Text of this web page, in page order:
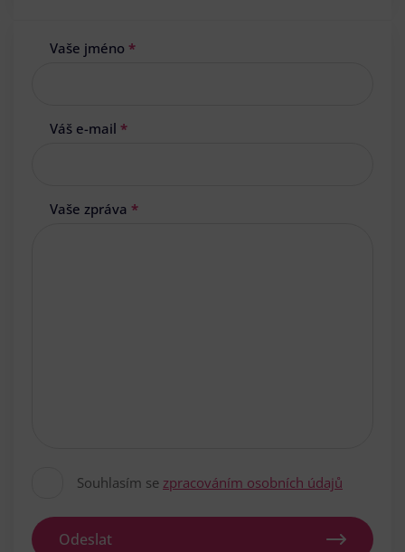
Vaše jméno *
Váš e-mail *
Vaše zpráva *
Souhlasím se zpracováním osobních údajů
Odeslat